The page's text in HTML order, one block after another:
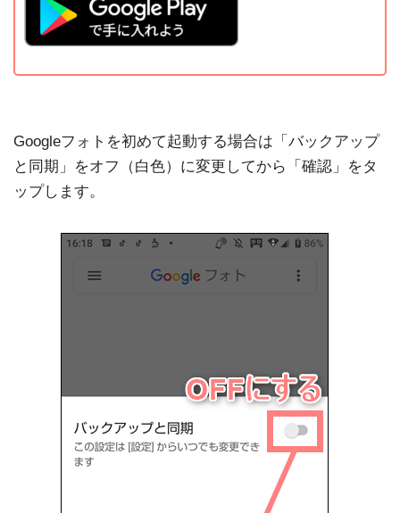
Googleフォトを初めて起動する場合は「バックアップ
と同期」をオフ（白色）に変更してから「確認」をタ
ップします。